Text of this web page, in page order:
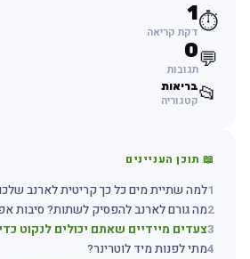
⏱️
1
דקת קריאה
💬
0
תגובות
📂בריאות
קטגוריה
📖 תוכן העניינים
למה שתיית מים כל כך קריטית לארנב
2מה גורם לארנב להפסיק לשתות? סיבות
צעדים מיידיים שאתם יכולים לנקוט כדי
מתי לפנות מיד לוטרינר?